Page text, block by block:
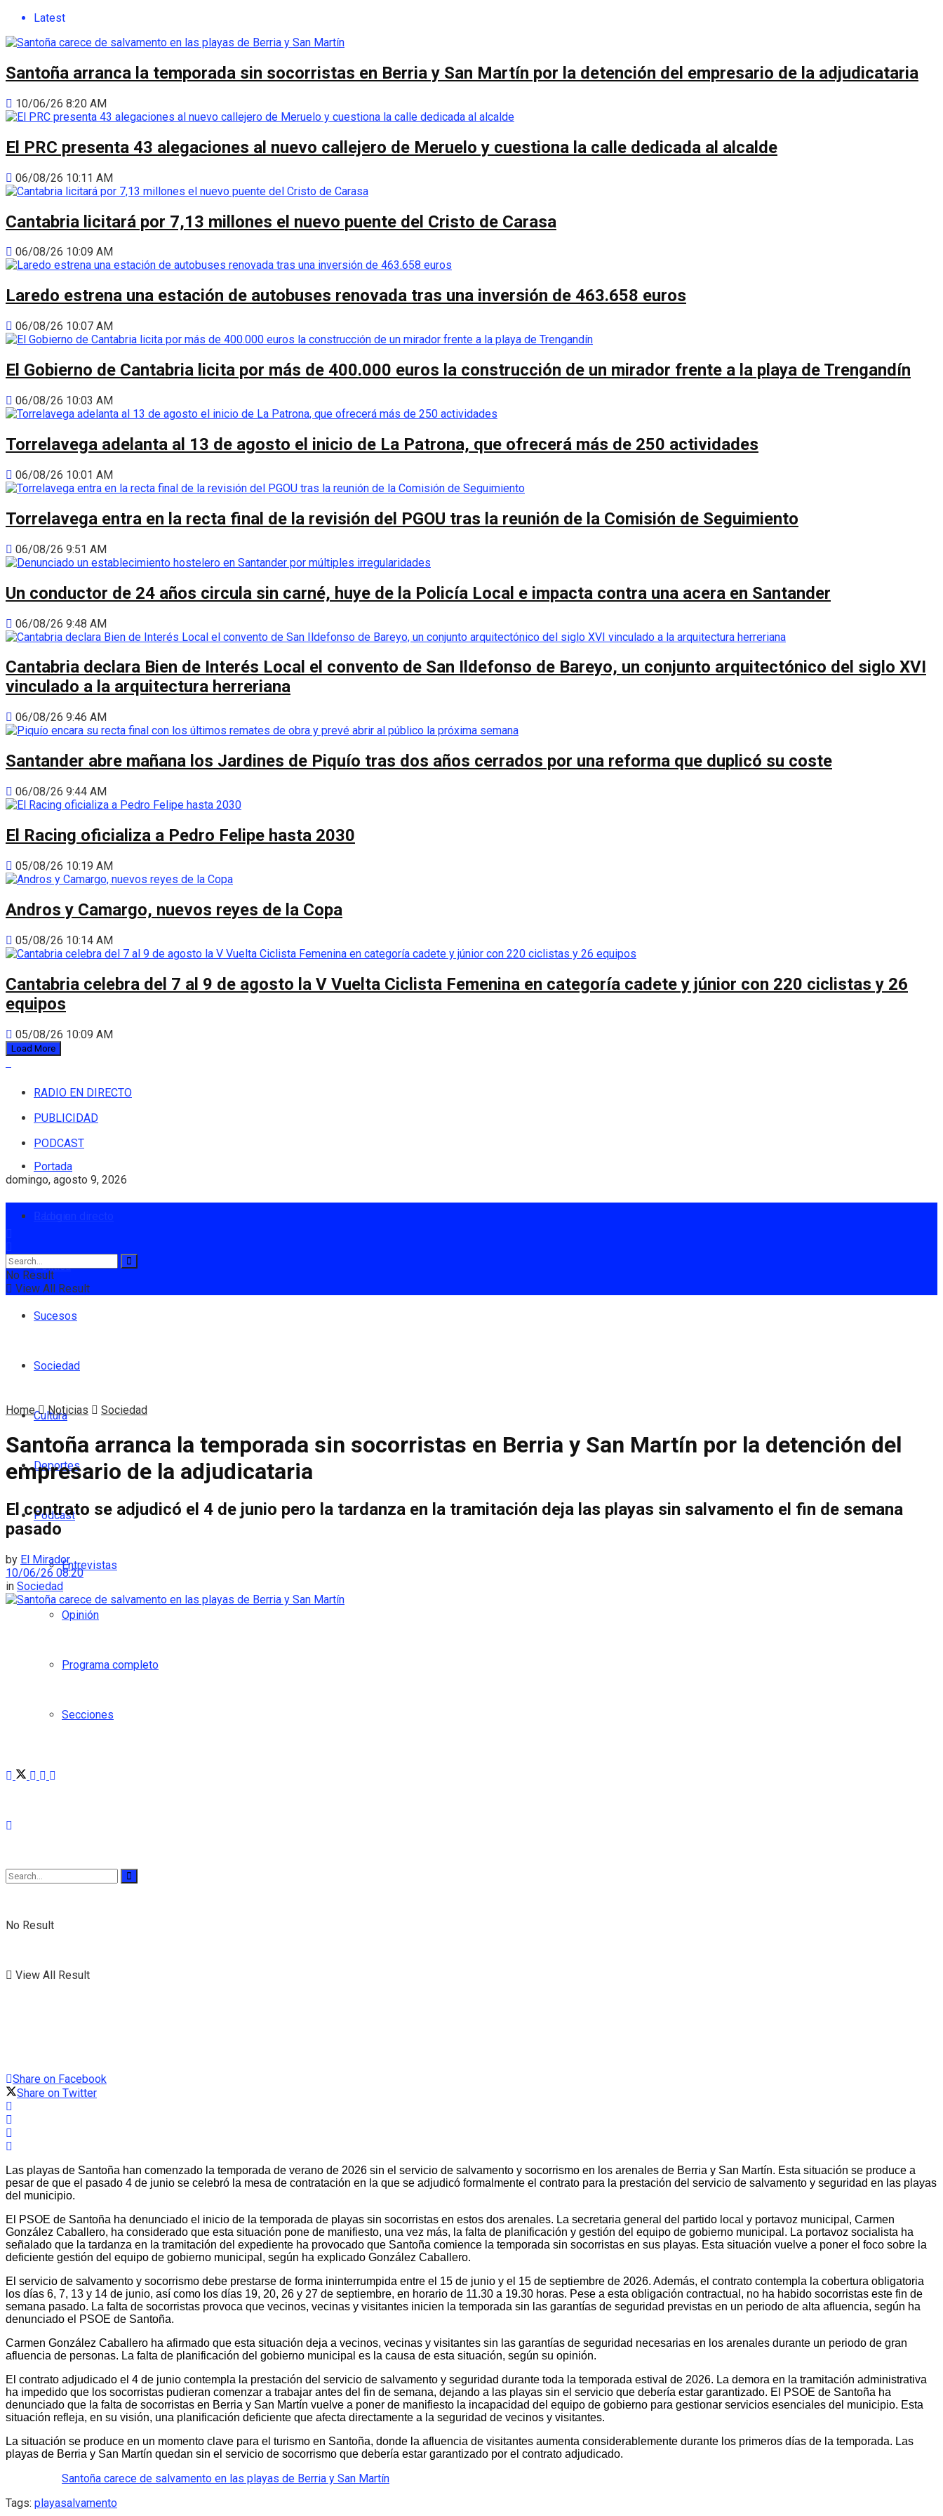
Latest
Santoña arranca la temporada sin socorristas en Berria y San Martín por la detención del empresario de la adjudicataria
10/06/26 8:20 AM
El PRC presenta 43 alegaciones al nuevo callejero de Meruelo y cuestiona la calle dedicada al alcalde
06/08/26 10:11 AM
Cantabria licitará por 7,13 millones el nuevo puente del Cristo de Carasa
06/08/26 10:09 AM
Laredo estrena una estación de autobuses renovada tras una inversión de 463.658 euros
06/08/26 10:07 AM
El Gobierno de Cantabria licita por más de 400.000 euros la construcción de un mirador frente a la playa de Trengandín
06/08/26 10:03 AM
Torrelavega adelanta al 13 de agosto el inicio de La Patrona, que ofrecerá más de 250 actividades
06/08/26 10:01 AM
Torrelavega entra en la recta final de la revisión del PGOU tras la reunión de la Comisión de Seguimiento
06/08/26 9:51 AM
Un conductor de 24 años circula sin carné, huye de la Policía Local e impacta contra una acera en Santander
06/08/26 9:48 AM
Cantabria declara Bien de Interés Local el convento de San Ildefonso de Bareyo, un conjunto arquitectónico del siglo XVI
vinculado a la arquitectura herreriana
06/08/26 9:46 AM
Santander abre mañana los Jardines de Piquío tras dos años cerrados por una reforma que duplicó su coste
06/08/26 9:44 AM
El Racing oficializa a Pedro Felipe hasta 2030
05/08/26 10:19 AM
Andros y Camargo, nuevos reyes de la Copa
05/08/26 10:14 AM
Cantabria celebra del 7 al 9 de agosto la V Vuelta Ciclista Femenina en categoría cadete y júnior con 220 ciclistas y 26
equipos
05/08/26 10:09 AM
Load More
RADIO EN DIRECTO
PUBLICIDAD
PODCAST
domingo, agosto 9, 2026
Portada
Política
Sucesos
Sociedad
Cultura
Deportes
Podcast
Entrevistas
Opinión
Programa completo
Secciones
No Result
View All Result
No Result
View All Result
Home Noticias Sociedad
Santoña arranca la temporada sin socorristas en Berria y San Martín por la detención del
empresario de la adjudicataria
El contrato se adjudicó el 4 de junio pero la tardanza en la tramitación deja las playas sin salvamento el fin de semana
pasado
by El Mirador
10/06/26 08:20
in Sociedad
Share on Facebook
Share on Twitter
Las playas de Santoña han comenzado la temporada de verano de 2026 sin el servicio de salvamento y socorrismo en los arenales de Berria y San Martín. Esta situación se produce a
pesar de que el pasado 4 de junio se celebró la mesa de contratación en la que se adjudicó formalmente el contrato para la prestación del servicio de salvamento y seguridad en las playas
del municipio.
El PSOE de Santoña ha denunciado el inicio de la temporada de playas sin socorristas en estos dos arenales. La secretaria general del partido local y portavoz municipal, Carmen
González Caballero, ha considerado que esta situación pone de manifiesto, una vez más, la falta de planificación y gestión del equipo de gobierno municipal. La portavoz socialista ha
señalado que la tardanza en la tramitación del expediente ha provocado que Santoña comience la temporada sin socorristas en sus playas. Esta situación vuelve a poner el foco sobre la
deficiente gestión del equipo de gobierno municipal, según ha explicado González Caballero.
El servicio de salvamento y socorrismo debe prestarse de forma ininterrumpida entre el 15 de junio y el 15 de septiembre de 2026. Además, el contrato contempla la cobertura obligatoria
los días 6, 7, 13 y 14 de junio, así como los días 19, 20, 26 y 27 de septiembre, en horario de 11.30 a 19.30 horas. Pese a esta obligación contractual, no ha habido socorristas este fin de
semana pasado. La falta de socorristas provoca que vecinos, vecinas y visitantes inicien la temporada sin las garantías de seguridad previstas en un periodo de alta afluencia, según ha
denunciado el PSOE de Santoña.
Carmen González Caballero ha afirmado que esta situación deja a vecinos, vecinas y visitantes sin las garantías de seguridad necesarias en los arenales durante un periodo de gran
afluencia de personas. La falta de planificación del gobierno municipal es la causa de esta situación, según su opinión.
El contrato adjudicado el 4 de junio contempla la prestación del servicio de salvamento y seguridad durante toda la temporada estival de 2026. La demora en la tramitación administrativa
ha impedido que los socorristas pudieran comenzar a trabajar antes del fin de semana, dejando a las playas sin el servicio que debería estar garantizado. El PSOE de Santoña ha
denunciado que la falta de socorristas en Berria y San Martín vuelve a poner de manifiesto la incapacidad del equipo de gobierno para gestionar servicios esenciales del municipio. Esta
situación refleja, en su visión, una planificación deficiente que afecta directamente a la seguridad de vecinos y visitantes.
La situación se produce en un momento clave para el turismo en Santoña, donde la afluencia de visitantes aumenta considerablemente durante los primeros días de la temporada. Las
playas de Berria y San Martín quedan sin el servicio de socorrismo que debería estar garantizado por el contrato adjudicado.
Santoña carece de salvamento en las playas de Berria y San Martín
Tags: playasalvamento